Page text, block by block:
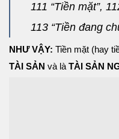
111 “Tiền mặt”,
113 “Tiền đang
NHƯ VẬY: Tiền mặt (hay
TÀI SẢN và là TÀI SẢN